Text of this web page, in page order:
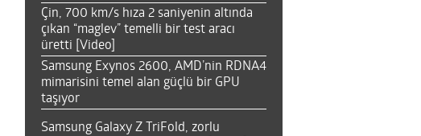
Çin, 700 km/s hıza 2 saniyenin altında
çıkan “maglev” temelli bir test aracı
üretti [Video]
Samsung Exynos 2600, AMD’nin RDNA4
mimarisini temel alan güçlü bir GPU
taşıyor
Samsung Galaxy Z TriFold, zorlu